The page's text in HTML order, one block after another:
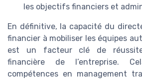
les objectifs financiers et
En définitive, la capacité du
financier à mobiliser les équipes
est un facteur clé de
financière de l’entreprise.
compétences en management